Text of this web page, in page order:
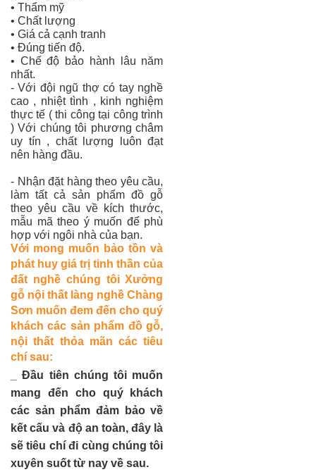
• Thẩm mỹ
• Chất lượng
• Giá cả cạnh tranh
• Đúng tiến độ.
• Chế độ bảo hành lâu năm
nhất.
- Với đội ngũ thợ có tay nghề
cao , nhiệt tình , kinh nghiệm
thực tế ( thi công tại công trình
) Với chúng tôi phương châm
uy tín , chất lượng luôn đạt
nên hàng đầu.
- Nhận đặt hàng theo yêu cầu,
làm tất cả sản phẩm đồ gỗ
theo yêu cầu về kích thước,
mẫu mã theo ý muốn để phù
hợp với ngôi nhà của bạn.
Với mong muốn bảo tồn và
phát huy giá trị tinh thần của
đất nghề chúng tôi Xưởng
gỗ nội thất làng nghề Chàng
Sơn muốn đem đến cho quý
khách các sản phẩm đồ gỗ,
nội thất thỏa mãn các tiêu
chí sau:
_ Đầu tiên chúng tôi muốn
mang đến cho quý khách
các sản phẩm đảm bảo về
kết cấu và độ an toàn, đây là
sẽ tiêu chí đi cùng chúng tôi
xuyên suốt từ nay về sau.